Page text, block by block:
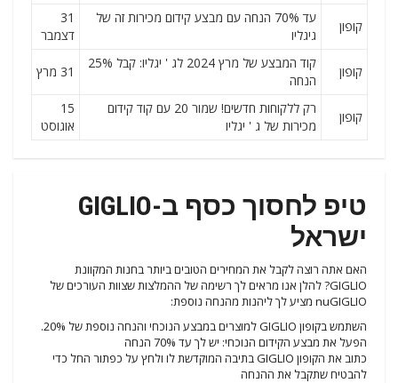
קופון
עד 70% הנחה עם מבצע קידום מכירות זה של
גיגליו
31
דצמבר
קופון
קוד המבצע של מרץ 2024 לג ' יגליו: קבל 25%
הנחה
31 מרץ
קופון
רק ללקוחות חדשים! שמור 20 עם קוד קידום
מכירות של ג ' יגליו
15
אוגוסט
טיפ לחסוך כסף ב-GIGLIO
ישראל
האם אתה רוצה לקבל את המחירים הטובים ביותר בחנות המקוונת
GIGLIO? להלן אנו מראים לך רשימה של ההמלצות שצוות העורכים של
nuGIGLIO מציע לך ליהנות מהנחה נוספת:
השתמש בקופון GIGLIO למוצרים במבצע הנוכחי והנחה נוספת של 20%.
הפעל את מבצע הקידום הנוכחי: יש לך עד 70% הנחה
כתוב את הקופון GIGLIO בתיבה המוקדשת לו ולחץ על כפתור החל כדי
להבטיח שתקבל את ההנחה